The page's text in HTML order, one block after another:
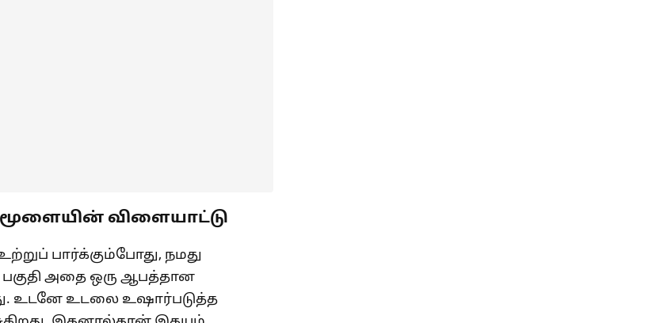
விளையாட்டு
பார்க்கும்போது, நமது
பகுதி அதை ஒரு ஆபத்தான
உடனே உடலை உஷார்படுத்த